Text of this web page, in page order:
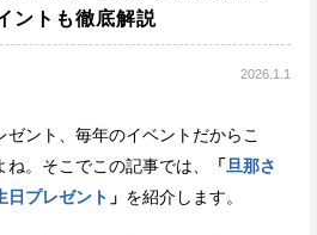
ントも徹底解説
2026.1.1
ゼント、毎年のイベントだからこ
。そこでこの記事では、
「旦那さ
日プレゼント 」 を紹介します。